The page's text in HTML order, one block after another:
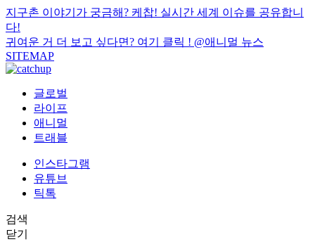
지구촌 이야기가 궁금해? 케찹! 실시간 세계 이슈를 공유합니
다!
귀여운 거 더 보고 싶다면? 여기 클릭 ! @애니멀 뉴스
SITEMAP
글로벌
라이프
애니멀
트래블
인스타그램
유튜브
틱톡
검색
닫기